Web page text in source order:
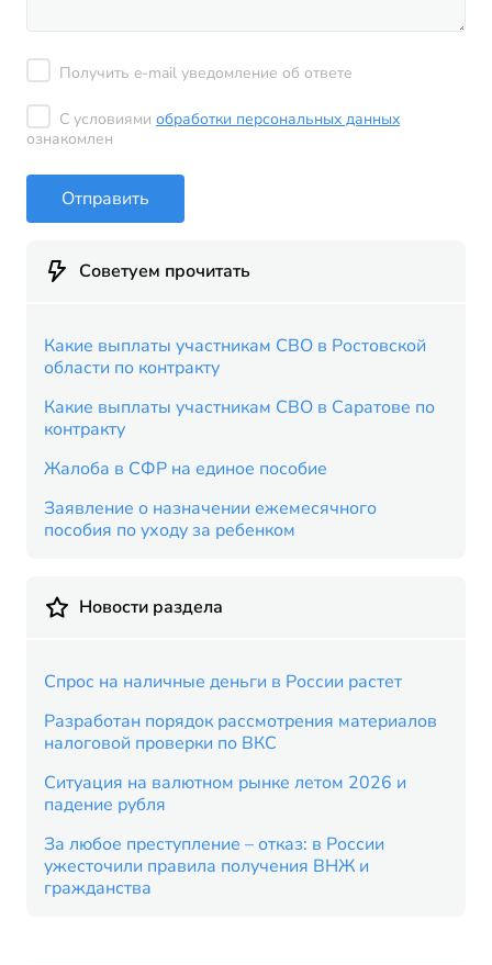
Получить e-mail уведомление об ответе
С условиями обработки персональных данных
ознакомлен
Отправить
Советуем прочитать
Какие выплаты участникам СВО в Ростовской
области по контракту
Какие выплаты участникам СВО в Саратове по
контракту
Жалоба в СФР на единое пособие
Заявление о назначении ежемесячного
пособия по уходу за ребенком
Новости раздела
Спрос на наличные деньги в России растет
Разработан порядок рассмотрения материалов
налоговой проверки по ВКС
Ситуация на валютном рынке летом 2026 и
падение рубля
За любое преступление – отказ: в России
ужесточили правила получения ВНЖ и
гражданства